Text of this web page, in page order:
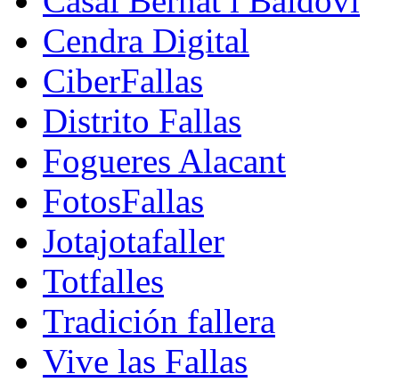
Cendra Digital
CiberFallas
Distrito Fallas
Fogueres Alacant
FotosFallas
Jotajotafaller
Totfalles
Tradición fallera
Vive las Fallas